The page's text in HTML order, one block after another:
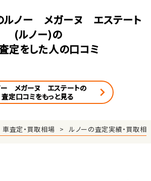
ルノー メガーヌ エステート
(ルノー)の
定をした人の口コミ
ー メガーヌ エステートの
査定口コミをもっと見る
車査定・買取相場 ルノーの査定実績・買取相